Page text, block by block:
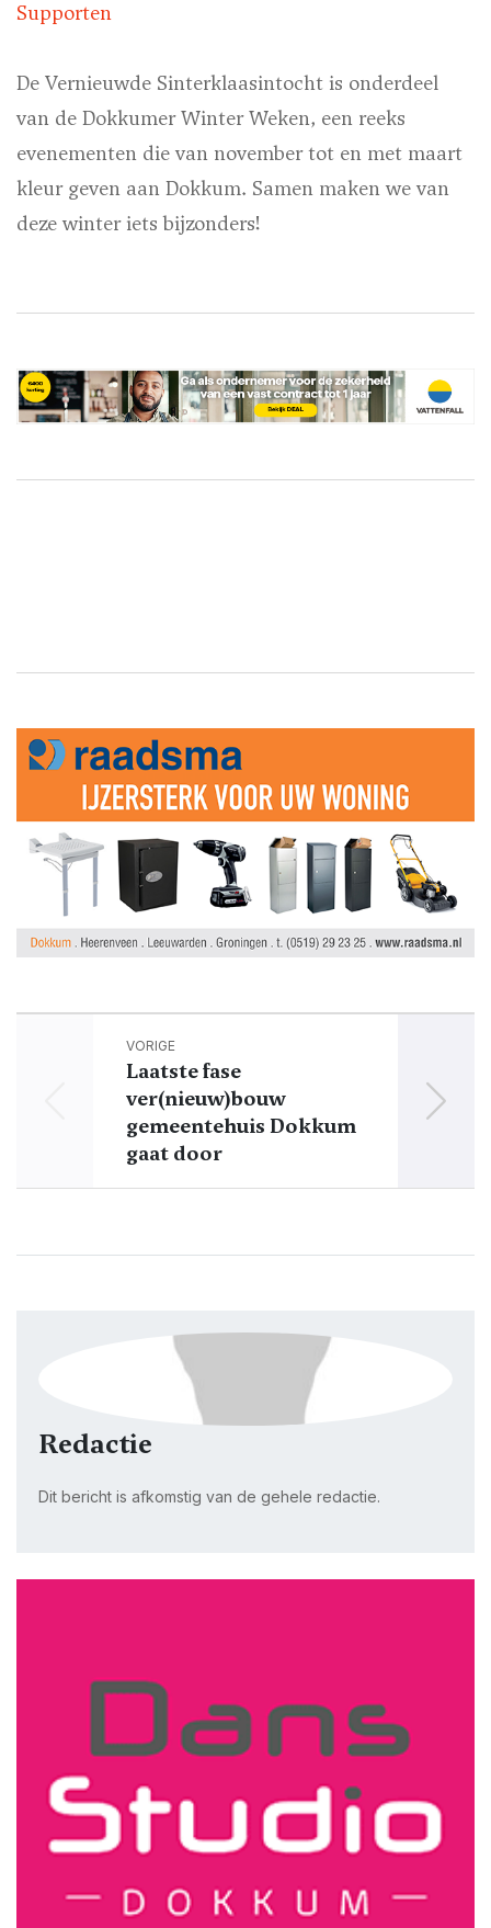
Supporten
De Vernieuwde Sinterklaasintocht is onderdeel
van de Dokkumer Winter Weken, een reeks
evenementen die van november tot en met maart
kleur geven aan Dokkum. Samen maken we van
deze winter iets bijzonders!
VORIGE
Laatste fase
ver(nieuw)bouw
gemeentehuis Dokkum
gaat door
Redactie
Dit bericht is afkomstig van de gehele redactie.